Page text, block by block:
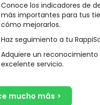
Conoce los indicadores de
más importantes para tus
cómo mejorarlos.
Haz seguimiento a tu
Adquiere un reconocimiento
excelente servicio.
mucho más >